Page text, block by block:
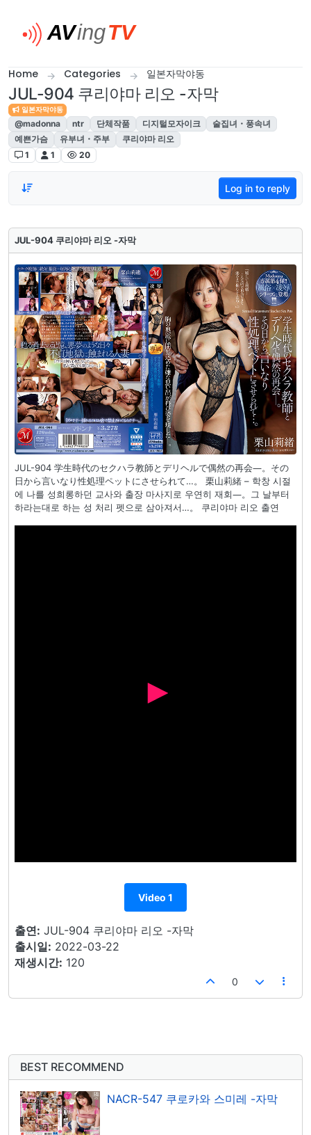
Home Categories 일본자막야동
JUL-904 쿠리야마 리오 -자막
일본자막야동
@madonna ntr 단체작품 디지털모자이크
술집녀・풍속녀
예쁜가슴
유부녀・주부
쿠리야마 리오
1
1 20
Log in to reply
JUL-904 쿠리야마 리오 -자막
JUL-904 学生時代のセクハラ教師とデリヘルで偶然の再会―。その
日から言いなり性処理ペットにさせられて…。 栗山莉緒 – 학창 시절
에 나를 성희롱하던 교사와 출장 마사지로 우연히 재회―。그 날부터
하라는대로 하는 성 처리 펫으로 삼아져서…。 쿠리야마 리오 출연
Video 1
출연: JUL-904 쿠리야마 리오 -자막
출시일: 2022-03-22
재생시간: 120
0
BEST RECOMMEND
NACR-547 쿠로카와 스미레 -자막